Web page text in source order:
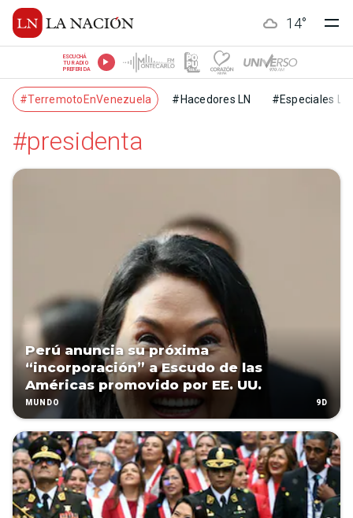
14°
ESCUCHÁ
TU RADIO
PREFERIDA
#TerremotoEnVenezuela #Hacedores LN #Especiales LN
#presidenta
Perú anuncia su próxima
“incorporación” a Escudo de las
Américas promovido por EE. UU.
MUNDO 9D